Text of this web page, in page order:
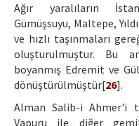
Ağır yaralıların
Gümüşsuyu, Maltepe,
ve hızlı taşınmaları
oluşturulmuştur. Bu
boyanmış Edremit ve
dönüştürülmüştür[26].
Alman Salib-i Ahmer'i
Vapuru ile diğer